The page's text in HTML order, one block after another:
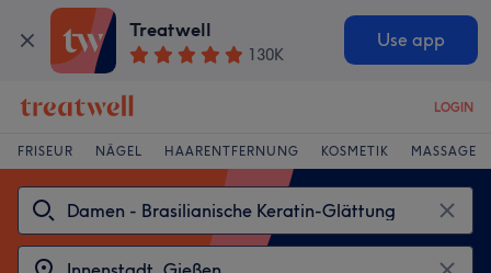
Treatwell
130K
Use app
LOGIN
FRISEUR NÄGEL HAARENTFERNUNG KOSMETIK MASSAGE